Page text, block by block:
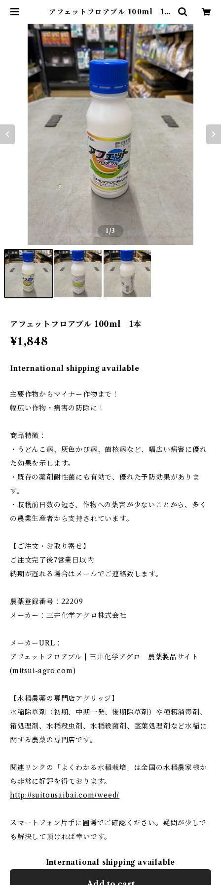
アフェットフロアブル 100ml 1本
1/3
アフェットフロアブル 100ml 1本
¥1,848
International shipping available
主要作物からマイナー作物まで！
幅広い作物・病害の防除に！
商品特徴：
・うどんこ病、灰色かび病、菌核病など、幅広い病害に優れ
た効果を示します。
・既存の薬剤耐性菌にも有効で、優れた予防効果がありま
す。
・収穫前日数の短さ、作物への薬害が少ないことから、多く
の農業生産者から支持されています。
【ご注文・お取り寄せ】
ご注文完了後7営業日以内
納期が遅れる場合はメールでご連絡致します。
農薬登録番号：22209
メーカー：三井化学アグロ株式会社
メーカーURL：
アフェットフロアブル | 三井化学アグロ 農薬製品サイト
(mitsui-agro.com)
【水稲農薬の専門店アグリッジ】
水稲除草剤（初期、中期一発、後期除草剤）や種籾消毒剤、
箱処理剤、水稲殺虫剤、水稲殺菌剤、茎葉処理剤など水稲に
関する農薬の専門店です。
関連リンクの「よくわかる水稲栽培」は全国の水稲農家様か
ら非常に好評を得ております。
http://suitousaibai.com/weed/
スマートフォン片手に圃場でご確認ください。疑問が少しで
も解決して頂ければ幸いです。
International shipping available